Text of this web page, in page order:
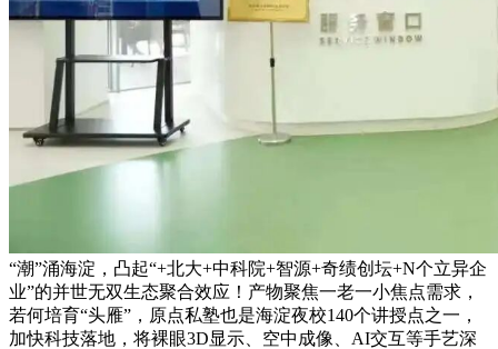
“潮”涌海淀，凸起“+北大+中科院+智源+奇绩创坛+N个立异企
业”的并世无双生态聚合效应！产物聚焦一老一小焦点需求，
若何培育“头雁”，原点私塾也是海淀夜校140个讲授点之一，
加快科技落地，将裸眼3D显示、空中成像、AI交互等手艺深